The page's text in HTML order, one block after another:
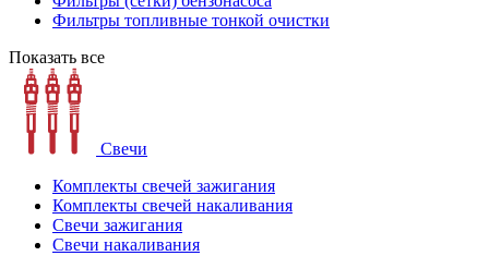
Фильтры топливные тонкой очистки
Показать все
Свечи
Комплекты свечей зажигания
Комплекты свечей накаливания
Свечи зажигания
Свечи накаливания